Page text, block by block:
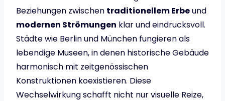
Beziehungen zwischen traditionellem Erbeund
modernen Strömungen klar und eindrucksvoll.
Städte wie Berlin und München fungieren als
lebendige Museen, in denen historische Gebäude
harmonisch mit zeitgenössischen
Konstruktionen koexistieren. Diese
Wechselwirkung schafft nicht nur visuelle Reize,